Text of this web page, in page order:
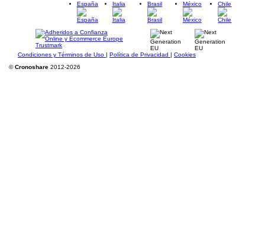
España
Italia Brasil México Chile
Condiciones y Términos de Uso | Política de Privacidad | Cookies
©Cronoshare 2012-2026